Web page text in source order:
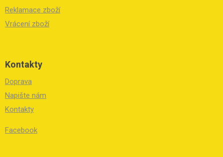
Reklamace zboží
Vrácení zboží
Kontakty
Doprava
Napište nám
Kontakty
Facebook